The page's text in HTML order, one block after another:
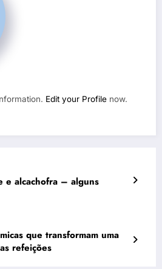
Edit your Profile now.
e alcachofra – alguns
que transformam uma
refeições